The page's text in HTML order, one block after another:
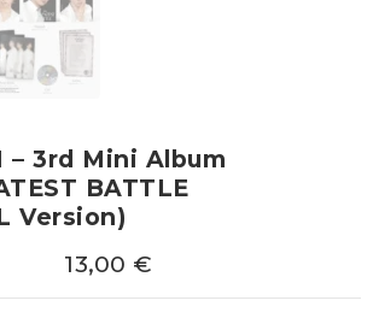
– 3rd Mini Album
BATTLE
Version)
13,00 €